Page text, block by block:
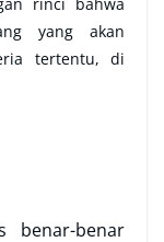
yang akan
tertentu, di
benar-benar